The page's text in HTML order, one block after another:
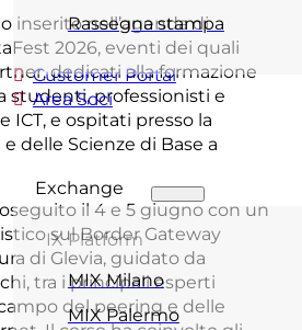
Rassegna stampa
Customer Portal
Area Soci
Exchange
IX Platform
MIX Milano
MIX Palermo
inserito nell’agenda di
2026, eventi dei quali
dedicati alla formazione
studenti, professionisti e
ICT, e ospitati presso la
delle Scienze di Base a
il 4 e 5 giugno con un
sul Border Gateway
di Glevia, guidato da
tra i principali esperti
del peering e delle